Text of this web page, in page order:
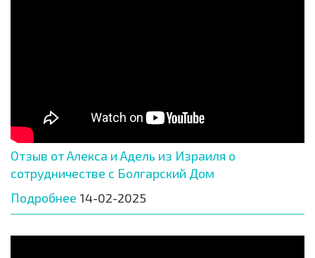
Отзыв от Алекса и Адель из Израиля о
сотрудничестве с Болгарский Дом
Подробнее 14-02-2025